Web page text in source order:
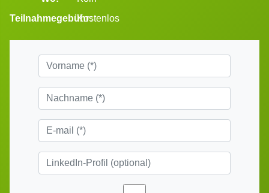
Teilnahmegebühr:Kostenlos